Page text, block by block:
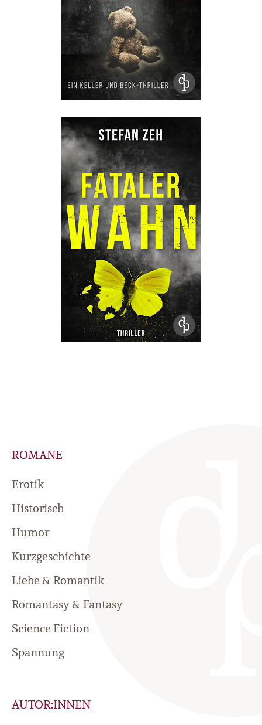
ROMANE
Erotik
Historisch
Humor
Kurzgeschichte
Liebe & Romantik
Romantasy & Fantasy
Science Fiction
Spannung
AUTOR:INNEN